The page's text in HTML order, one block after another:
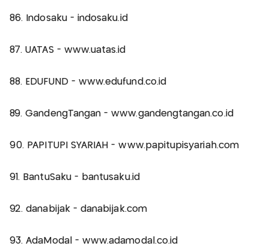
86. Indosaku - indosaku.id
87. UATAS - www.uatas.id
88. EDUFUND - www.edufund.co.id
89. GandengTangan - www.gandengtangan.co.id
90. PAPITUPI SYARIAH - www.papitupisyariah.com
91. BantuSaku - bantusaku.id
92. danabijak - danabijak.com
93. AdaModal - www.adamodal.co.id